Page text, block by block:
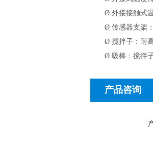
Ø 外接接触式
Ø 传感器支架
Ø 搅拌子：耐
Ø 吸棒：搅拌
产品咨询